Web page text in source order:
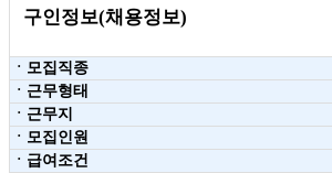
구인정보(채용정보)
ㆍ모집직종
ㆍ근무형태
ㆍ근무지
ㆍ모집인원
ㆍ급여조건